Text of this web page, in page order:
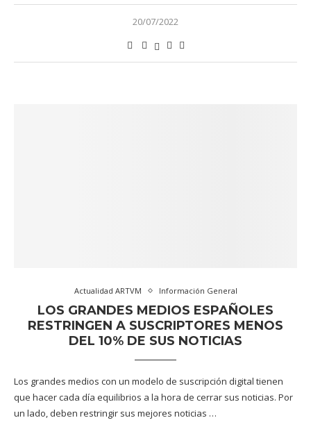
20/07/2022
Actualidad ARTVM Información General
LOS GRANDES MEDIOS ESPAÑOLES
RESTRINGEN A SUSCRIPTORES MENOS
DEL 10% DE SUS NOTICIAS
Los grandes medios con un modelo de suscripción digital tienen
que hacer cada día equilibrios a la hora de cerrar sus noticias. Por
un lado, deben restringir sus mejores noticias …